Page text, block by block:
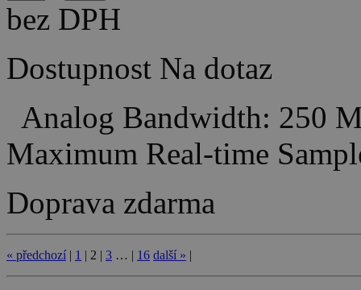
bez DPH
Dostupnost Na dotaz
Analog Bandwidth: 250
Maximum Real-time
Doprava zdarma
« předchozí | 1 | 2 | 3 … | 16 další » |